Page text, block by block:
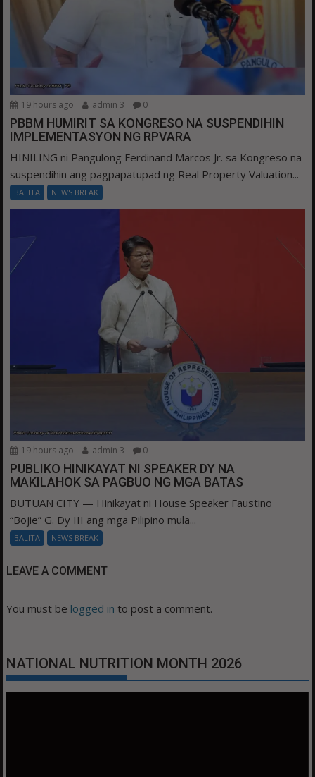
19 hours ago admin 3 0
PBBM HUMIRIT SA KONGRESO NA SUSPENDIHIN
IMPLEMENTASYON NG RPVARA
HINILING ni Pangulong Ferdinand Marcos Jr. sa Kongreso na
suspendihin ang pagpapatupad ng Real Property Valuation...
BALITA NEWS BREAK
19 hours ago admin 3 0
PUBLIKO HINIKAYAT NI SPEAKER DY NA
MAKILAHOK SA PAGBUO NG MGA BATAS
BUTUAN CITY — Hinikayat ni House Speaker Faustino
“Bojie” G. Dy III ang mga Pilipino mula...
BALITA NEWS BREAK
LEAVE A COMMENT
You must be logged in to post a comment.
NATIONAL NUTRITION MONTH 2026